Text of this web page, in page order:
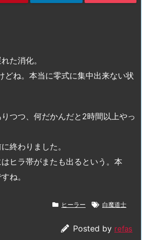
た消化。
どね。本当に零式に集中出来ない状
つつ、何だかんだと2時間以上やっ
終わりました。
ヒラ帯がまたも出るという。本
ね。
ヒーラー 白魔道士
Posted by refas